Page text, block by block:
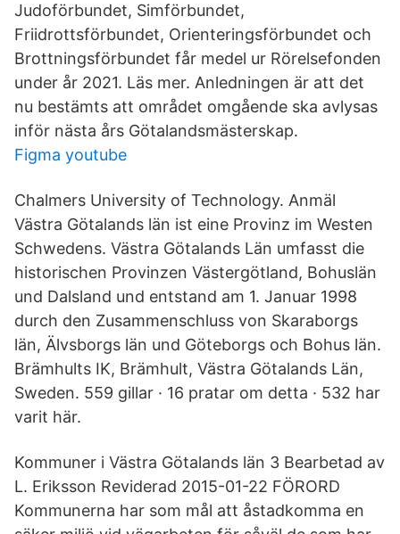
Judoförbundet, Simförbundet,
Friidrottsförbundet, Orienteringsförbundet och
Brottningsförbundet får medel ur Rörelsefonden
under år 2021. Läs mer. Anledningen är att det
nu bestämts att området omgående ska avlysas
inför nästa års Götalandsmästerskap.
Figma youtube
Chalmers University of Technology. Anmäl
Västra Götalands län ist eine Provinz im Westen
Schwedens. Västra Götalands Län umfasst die
historischen Provinzen Västergötland, Bohuslän
und Dalsland und entstand am 1. Januar 1998
durch den Zusammenschluss von Skaraborgs
län, Älvsborgs län und Göteborgs och Bohus län.
Brämhults IK, Brämhult, Västra Götalands Län,
Sweden. 559 gillar · 16 pratar om detta · 532 har
varit här.
Kommuner i Västra Götalands län 3 Bearbetad av
L. Eriksson Reviderad 2015-01-22 FÖRORD
Kommunerna har som mål att åstadkomma en